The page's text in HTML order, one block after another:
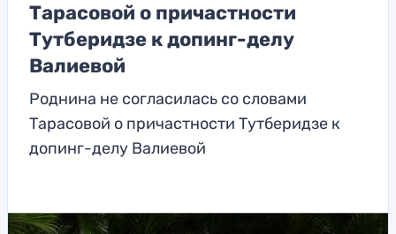
Тарасовой о причастности
Тутберидзе к допинг-делу
Валиевой
Роднина не согласилась со словами
Тарасовой о причастности Тутберидзе к
допинг-делу Валиевой